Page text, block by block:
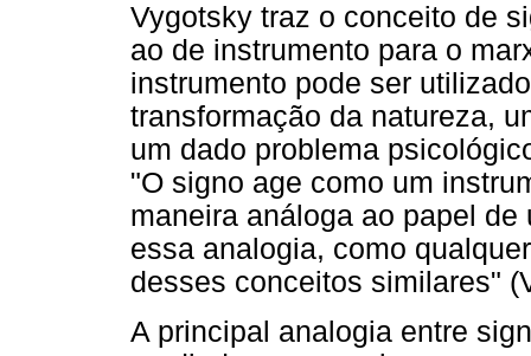
Vygotsky traz o conceito de
ao de instrumento para o
instrumento pode ser
transformação da natureza,
um dado problema
"O signo age como um
maneira análoga ao papel
essa analogia, como
desses conceitos similares"
A principal analogia entre